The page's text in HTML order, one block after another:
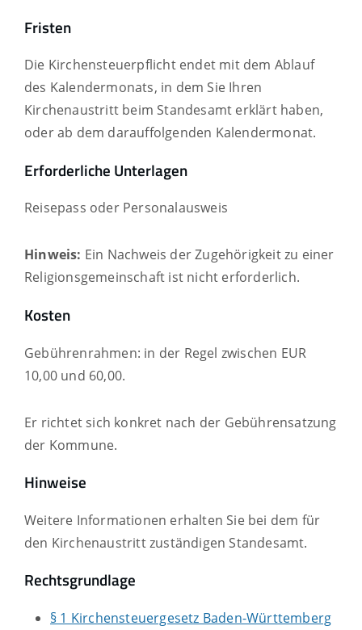
Fristen
Die Kirchensteuerpflicht endet mit dem Ablauf
des Kalendermonats, in dem Sie Ihren
Kirchenaustritt beim Standesamt erklärt haben,
oder ab dem darauffolgenden Kalendermonat.
Erforderliche Unterlagen
Reisepass oder Personalausweis
Hinweis: Ein Nachweis der Zugehörigkeit zu einer
Religionsgemeinschaft ist nicht erforderlich.
Kosten
Gebührenrahmen: in der Regel zwischen EUR
10,00 und 60,00.
Er richtet sich konkret nach der Gebührensatzung
der Kommune.
Hinweise
Weitere Informationen erhalten Sie bei dem für
den Kirchenaustritt zuständigen Standesamt.
Rechtsgrundlage
§ 1 Kirchensteuergesetz Baden-Württemberg